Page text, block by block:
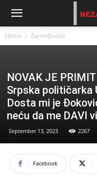
Home Zanimljivosti
NOVAK JE
Srpska političarka
Dosta mi je
neću da me DAVI
September 13, 2023 2267
Facebook